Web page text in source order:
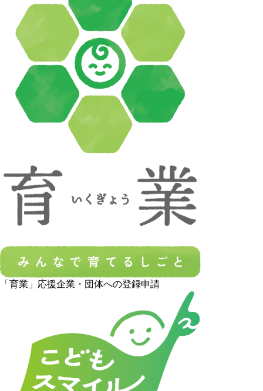
「育業」応援企業・団体への登録申請